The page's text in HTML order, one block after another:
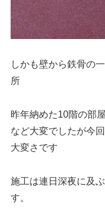
しかも壁から鉄骨の
所
昨年納めた10階の部
など大変でしたが今
大変さです
施工は連日深夜に及
す。